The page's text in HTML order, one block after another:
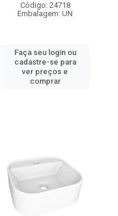
Código: 24718
Embalagem: UN
Faça seu login ou
cadastre-se para
ver preços e
comprar